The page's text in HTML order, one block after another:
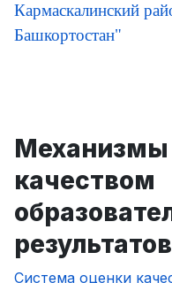
Кармаскалинский
Башкортостан"
Механизмы
качеством
результатов
Система оценки